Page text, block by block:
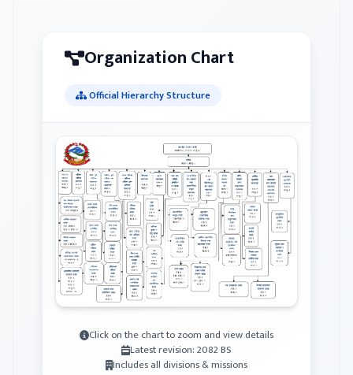
Organization Chart
Official Hierarchy Structure
Click on the chart to zoom and view details
Latest revision: 2082 BS
Includes all divisions & missions